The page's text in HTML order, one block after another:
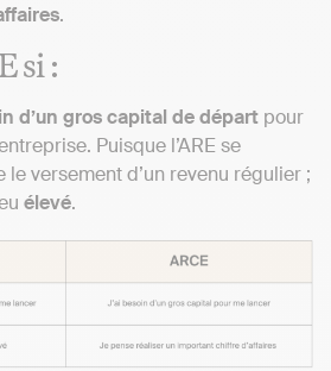
.
si :
d’un gros capital de départ pour
Puisque l’ARE se
le versement d’un revenu régulier ;
élevé.